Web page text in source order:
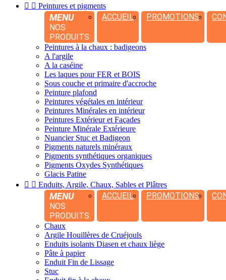
  Peintures et pigments
MENU
NOS
PRODUITS
ACCUEIL PROMOTIONS
Peintures à la chaux : badigeons
A l'argile
A la caséine
Les laques pour FER et BOIS
Sous couche et primaire d'accroche
Peinture plafond
Peintures végétales en intérieur
Peintures Minérales en intérieur
Peintures Extérieur et Façades
Peinture Minérale Extérieure
Nuancier Stuc et Badigeon
Pigments naturels minéraux
Pigments synthétiques organiques
Pigments Oxydes Synthétiques
Glacis Patine
  Enduits, Argile, Chaux, Sables et Plâtres
MENU
NOS
PRODUITS
ACCUEIL PROMOTIONS
Chaux
Argile Houillères de Cruéjouls
Enduits isolants Diasen et chaux liège
Pâte à papier
Enduit Fin de Lissage
Stuc